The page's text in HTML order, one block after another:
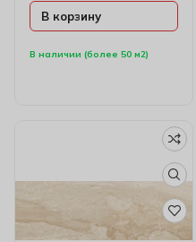
В наличии (более 50 м2)
В корзину